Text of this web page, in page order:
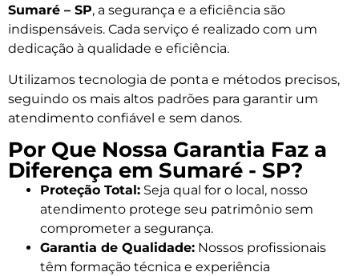
Sumaré – SP, a segurança e a eficiência são
indispensáveis. Cada serviço é realizado com um
dedicação à qualidade e eficiência.
Utilizamos tecnologia de ponta e métodos precisos,
seguindo os mais altos padrões para garantir um
atendimento confiável e sem danos.
Por Que Nossa Garantia Faz a
Diferença em Sumaré - SP?
Proteção Total: Seja qual for o local, nosso
atendimento protege seu patrimônio sem
comprometer a segurança.
Garantia de Qualidade: Nossos profissionais
têm formação técnica e experiência